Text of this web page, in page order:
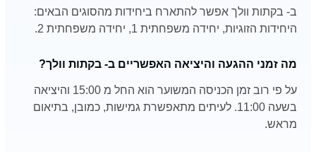
ב- בקתות וולך אפשר להתארח ביחידות מהסוגים הבאים:
היחידות הזוגיות, יחידה משפחתית 1, יחידה משפחתית 2.
מה זמני ההגעה והיציאה האפשריים ב- בקתות וולך?
על פי רוב זמן הכניסה המשוער הוא החל מ 15:00 והיציאה
בשעה 11:00. לעיתים מתאפשרת גמישות, כמובן, בתיאום
מראש.